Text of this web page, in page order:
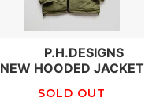
P.H.DESIGNS
NEW HOODED JACKET
SOLD OUT